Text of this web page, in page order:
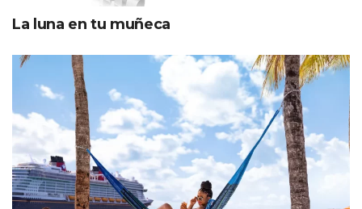
La luna en tu muñeca